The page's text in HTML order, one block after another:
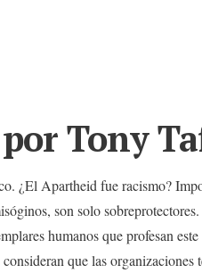
Tony
¿El Apartheid fue racismo?
son solo
humanos que profesan
que las organizaciones